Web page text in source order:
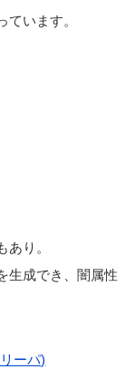
います。
り。
生成でき、闇属性
ーパ)